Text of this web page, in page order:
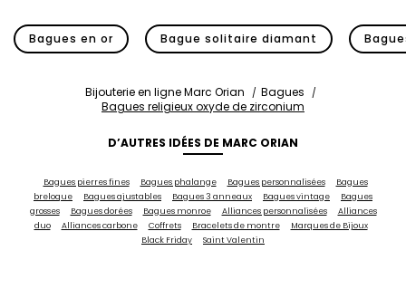
Bagues en or Bague solitaire diamant
Bijouterie en ligne Marc Orian
Bagues
Bagues religieux oxyde de zirconium
D’AUTRES IDÉES DE MARC ORIAN
Bagues pierres fines Bagues phalange Bagues personnalisées
Bagues
breloque
Bagues ajustables Bagues 3 anneaux Bagues vintage
Bagues
grosses
Bagues dorées Bagues monroe Alliances personnalisées
Alliances
duo
Alliances carbone Coffrets Bracelets de montre
Marques de Bijoux
Black Friday
Saint Valentin